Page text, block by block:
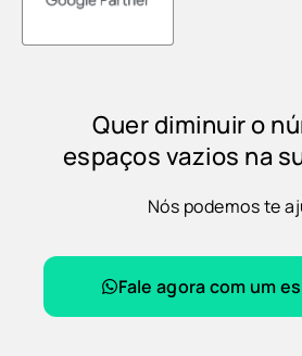
Quer diminuir o
espaços vazios na
Nós podemos te
Fale agora com um